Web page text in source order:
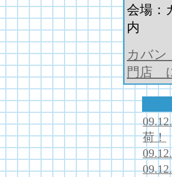
会場：
内
カバン
門店
荷！